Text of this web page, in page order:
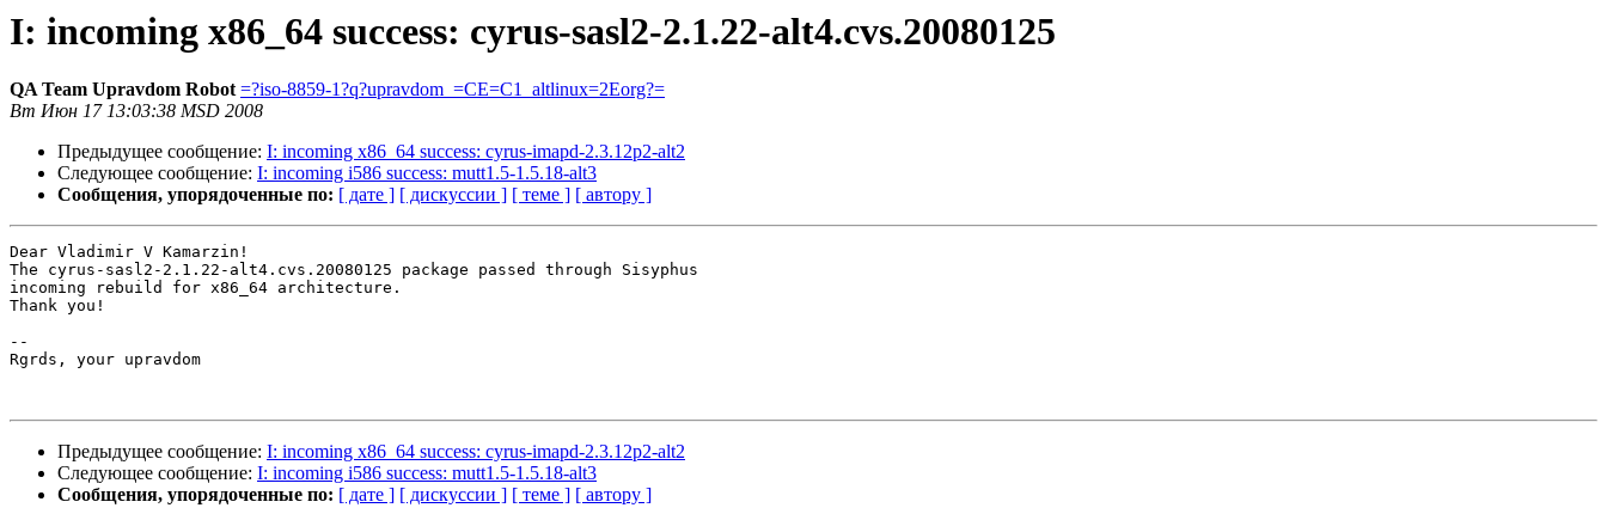
I: incoming x86_64 success: cyrus-sasl2-2.1.22-alt4.cvs.20080125
QA Team Upravdom Robot =?iso-8859-1?q?upravdom_=CE=C1_altlinux=2Eorg?=
Вт Июн 17 13:03:38 MSD 2008
Предыдущее сообщение: I: incoming x86_64 success: cyrus-imapd-2.3.12p2-alt2
Следующее сообщение: I: incoming i586 success: mutt1.5-1.5.18-alt3
Сообщения, упорядоченные по: [ дате ] [ дискуссии ] [ теме ] [ автору ]
Dear Vladimir V Kamarzin!
The cyrus-sasl2-2.1.22-alt4.cvs.20080125 package passed through Sisyphus
incoming rebuild for x86_64 architecture.
Thank you!
--
Rgrds, your upravdom
Предыдущее сообщение: I: incoming x86_64 success: cyrus-imapd-2.3.12p2-alt2
Следующее сообщение: I: incoming i586 success: mutt1.5-1.5.18-alt3
Сообщения, упорядоченные по: [ дате ] [ дискуссии ] [ теме ] [ автору ]